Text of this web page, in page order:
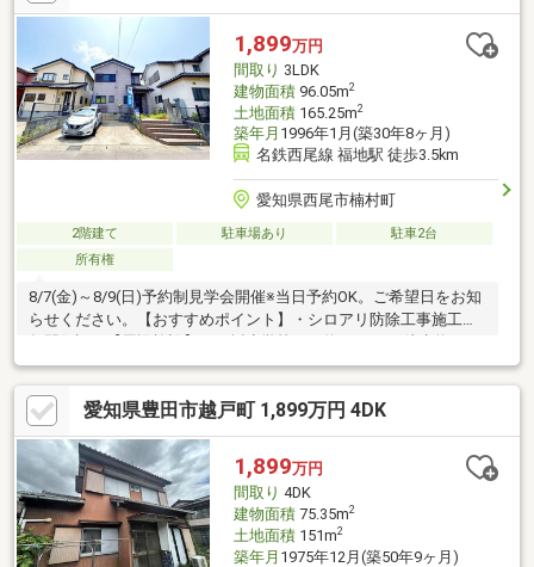
1,899万円
間取り 3LDK
建物面積96.05m2
土地面積165.25m2
築年月 1996年1月(築30年8ヶ月)
名鉄西尾線 福地駅 徒歩3.5km
愛知県西尾市楠村町
2階建て 駐車場あり
駐車2台
所有権
8/7(金)～8/9(日)予約制見学会開催※当日予約OK。ご希望日をお知
らせください。【おすすめポイント】・シロアリ防除工事施工後5
分）・平坂中学校まで約1000ｍ（徒歩約13分）・ドミー寺津店様
まで約650ｍ（徒歩約8分）・セブンイレブン西尾楠村店様まで約
500ｍ（徒歩約6分）・山尾病院様まで約4400ｍ（車約11分）
愛知県豊田市越戸町 1,899万円 4DK
1,899万円
間取り 4DK
建物面積75.35m2
土地面積151m2
築年月 1975年12月(築50年9ヶ月)